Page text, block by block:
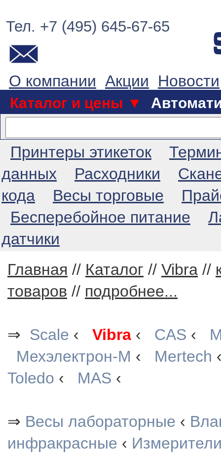
Тел. +7 (495) 645-67-65
О компании Акции Новости
Каталог и цены ▼
Принтеры этикеток
данных
Расходники
кода
Весы торговые
Бесперебойное питание
датчики
Главная // Каталог // Vibra //
товаров // подробнее...
⇒ Scale ‹ Vibra ‹ CAS ‹
Мехэлектрон-М ‹ Mertech
Toledo ‹ MAS ‹
⇒ Весы лабораторные ‹
инфракрасные ‹